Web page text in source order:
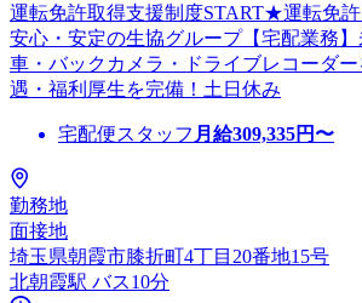
運転免許取得支援制度START★運転免許
安心・安定の生協グループ【宅配業務
車・バックカメラ・ドライブレコーダ
遇・福利厚生を完備！土日休み
宅配便スタッフ 月給309,335円〜
勤務地
面接地
埼玉県朝霞市膝折町4丁目20番地15号
北朝霞駅 バス10分